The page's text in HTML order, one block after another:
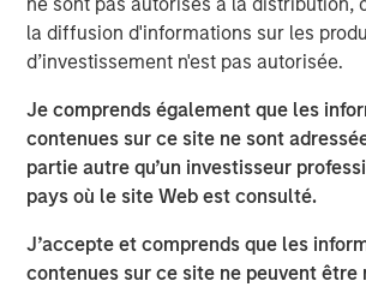
la diffusion d'informations sur les
d’investissement n'est pas autorisée.
Je comprends également que les
contenues sur ce site ne sont
partie autre qu’un investisseur
pays où le site Web est consulté.
J’accepte et comprends que les
contenues sur ce site ne peuvent être
The acquisition will not include Birch's
and single-line business customers,
profitability and Average Revenue Per
as well as higher churn rates.
The scale that this acquisition will bring
accelerates the company's single-
By delivering its fully integrated cloud
single platform, Fusion is able to solve